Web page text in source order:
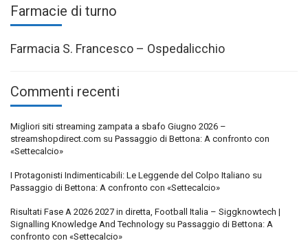
Farmacie di turno
Farmacia S. Francesco – Ospedalicchio
Commenti recenti
Migliori siti streaming zampata a sbafo Giugno 2026 –
streamshopdirect.com su Passaggio di Bettona: A confronto con
«Settecalcio»
I Protagonisti Indimenticabili: Le Leggende del Colpo Italiano su
Passaggio di Bettona: A confronto con «Settecalcio»
Risultati Fase A 2026 2027 in diretta, Football Italia – Siggknowtech |
Signalling Knowledge And Technology su Passaggio di Bettona: A
confronto con «Settecalcio»